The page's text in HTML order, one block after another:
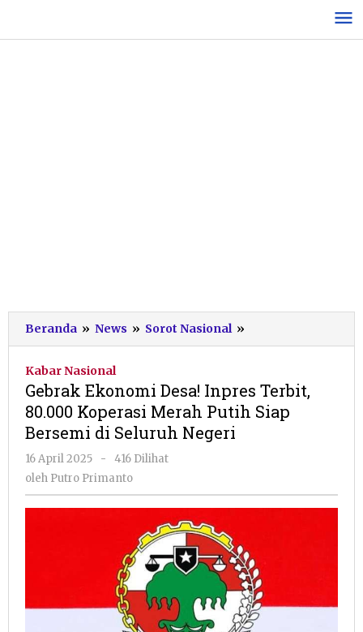
konten
Beranda » News » Sorot Nasional »
Ekonomi
Terbit,
80.000
Bersemi
Negeri
Kabar Nasional
Gebrak Ekonomi Desa! Inpres Terbit,
80.000 Koperasi Merah Putih Siap
Bersemi di Seluruh Negeri
16 April 2025
oleh
Putro
-
416 Dilihat
oleh Putro Primanto